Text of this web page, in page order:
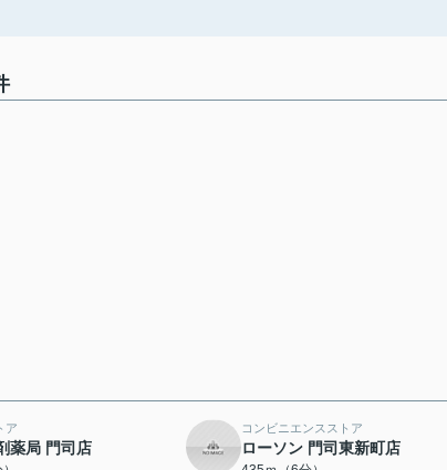
ア
薬局 門司店
コンビニエンスストア
ローソン 門司東新町店